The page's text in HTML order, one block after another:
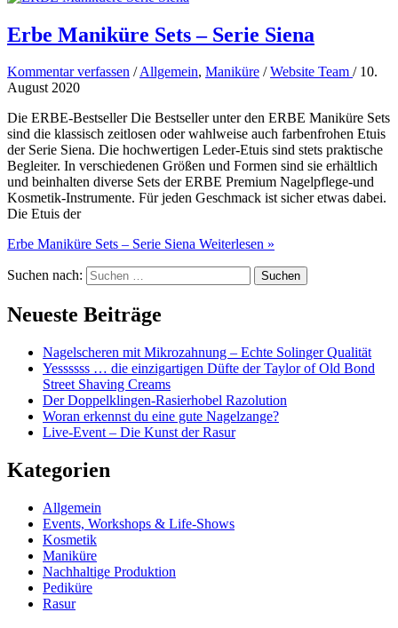
Erbe Maniküre Sets – Serie Siena
Kommentar verfassen /Allgemein, Maniküre /Website Team / 10.
August 2020
Die ERBE-Bestseller Die Bestseller unter den ERBE Maniküre Sets
sind die klassisch zeitlosen oder wahlweise auch farbenfrohen Etuis
der Serie Siena. Die hochwertigen Leder-Etuis sind stets praktische
Begleiter. In verschiedenen Größen und Formen sind sie erhältlich
und beinhalten diverse Sets der ERBE Premium Nagelpflege-und
Kosmetik-Instrumente. Für jeden Geschmack ist sicher etwas dabei.
Die Etuis der
Erbe Maniküre Sets – Serie Siena Weiterlesen »
Suchen nach:
Neueste Beiträge
Nagelscheren mit Mikrozahnung – Echte Solinger Qualität
Yessssss … die einzigartigen Düfte der Taylor of Old Bond
Street Shaving Creams
Der Doppelklingen-Rasierhobel Razolution
Woran erkennst du eine gute Nagelzange?
Live-Event – Die Kunst der Rasur
Kategorien
Allgemein
Events, Workshops & Life-Shows
Kosmetik
Maniküre
Nachhaltige Produktion
Pediküre
Rasur